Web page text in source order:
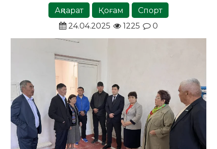
Ақпарат Қоғам
Спорт
24.04.2025
1225 0